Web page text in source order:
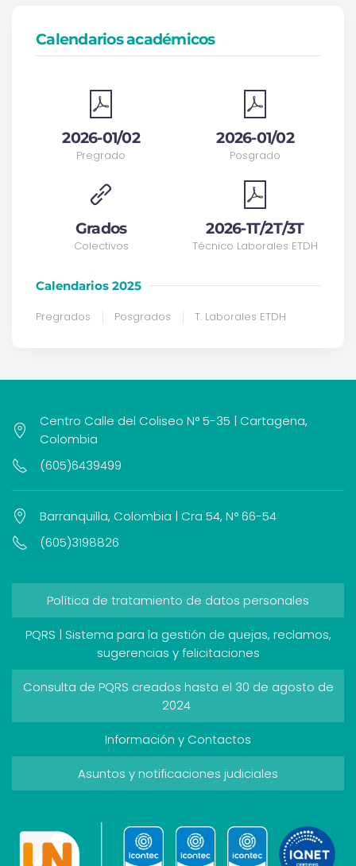
Calendarios académicos
2026-01/02
Pregrado
Grados
Colectivos
2026-01/02
Posgrado
2026-1T/2T/3T
Técnico Laborales ETDH
Calendarios 2025
Pregrados Posgrados T. Laborales ETDH
Centro Calle del Coliseo N° 5-35 | Cartagena,
Colombia
(605)6439499
Barranquilla, Colombia | Cra 54, N° 66-54
(605)3198826
Política de tratamiento de datos personales
PQRS | Sistema para la gestión de quejas, reclamos,
sugerencias y felicitaciones
Consulta de PQRS creados hasta el 30 de agosto de
2024
Información y Contactos
Asuntos y notificaciones judiciales